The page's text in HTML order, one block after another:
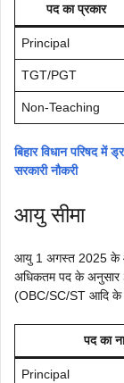
पद का प्रकार
Principal
TGT/PGT
Non-Teaching
बिहार विधान परिषद
सरकारी नौकरी
आयु सीमा
आयु 1 अगस्त 2025 के
अधिकतम पद के अनुसार
(OBC/SC/ST आदि के
पद का
Principal